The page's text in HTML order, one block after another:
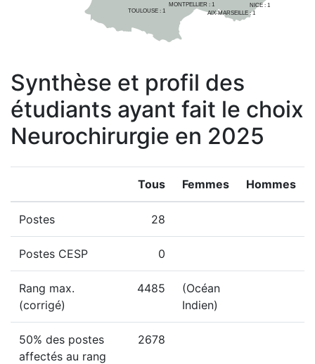
AIX-MARSEILLE : 1
MONTPELLIER : 1 NICE : 1
TOULOUSE : 1
Synthèse et profil des
étudiants ayant fait le choix
Neurochirurgie en 2025
Tous Femmes Hommes
Postes 28
Postes CESP 0
Rang max.
(corrigé)
4485
(Océan
Indien)
50% des postes
affectés au rang
2678